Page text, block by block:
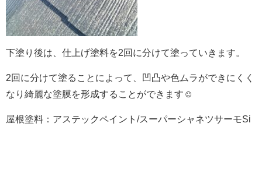
下塗り後は、仕上げ塗料を2回に分けて塗っていきます。
2回に分けて塗ることによって、凹凸や色ムラができにくく
なり綺麗な塗膜を形成することができます☺
屋根塗料：アステックペイント/スーパーシャネツサーモSi